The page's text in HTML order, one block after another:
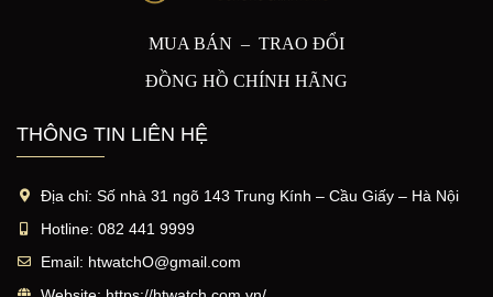
MUA BÁN – TRAO ĐỔI
ĐỒNG HỒ CHÍNH HÃNG
THÔNG TIN LIÊN HỆ
Địa chỉ: Số nhà 31 ngõ 143 Trung Kính – Cầu Giấy – Hà Nội
Hotline: 082 441 9999
Email: htwatchO@gmail.com